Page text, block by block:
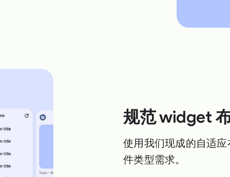
规范 widget
使用我们现成的自适
件类型需求。